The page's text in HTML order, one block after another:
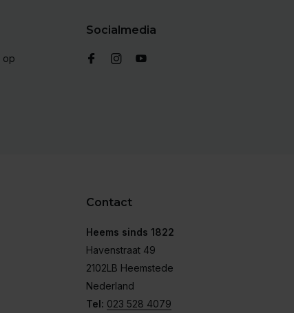
op
Socialmedia
Contact
Heems sinds 1822
Havenstraat 49
2102LB Heemstede
Nederland
Tel: 023 528 4079